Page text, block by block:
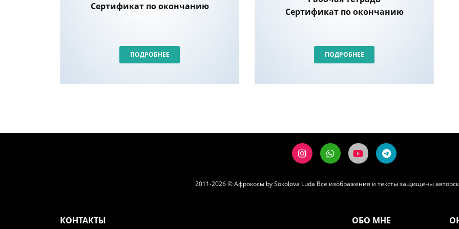
Сертификат по окончанию
ПОДРОБНЕЕ
Сертификат по окончанию
ПОДРОБНЕЕ
2011-2026 © Афрокосы by Sokolova Luda Все изображения и тексты защищены
КОНТАКТЫ ОБО МНЕ